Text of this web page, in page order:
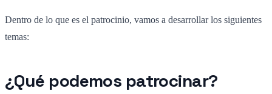
Dentro de lo que es el patrocinio, vamos a desarrollar los siguientes
temas:
¿Qué podemos patrocinar?